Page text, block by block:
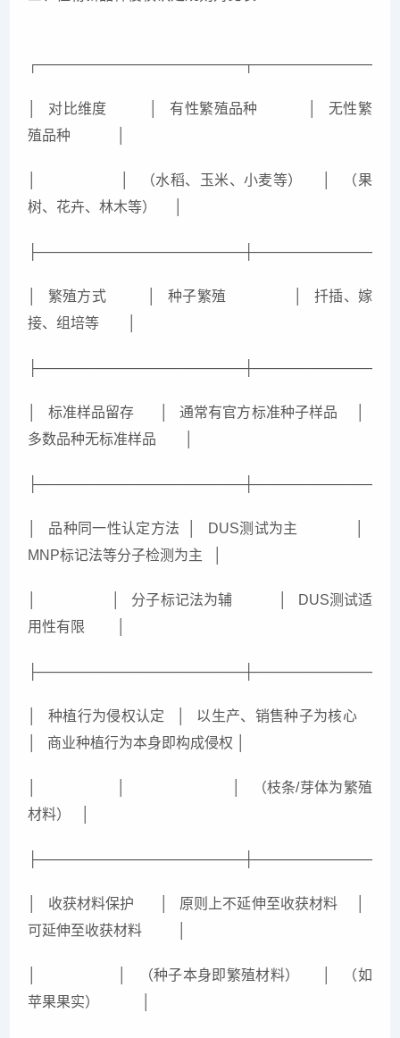
│ 对比维度 │ 有性繁殖品种 │ 无性繁
殖品种 │
│ │ （水稻、玉米、小麦等） │ （果
树、花卉、林木等） │
│ 繁殖方式 │ 种子繁殖 │ 扦插、嫁
接、组培等 │
│ 标准样品留存 │ 通常有官方标准种子样品 │
多数品种无标准样品 │
│ 品种同一性认定方法 │ DUS测试为主 │
MNP标记法等分子检测为主 │
│ │ 分子标记法为辅 │ DUS测试适
用性有限 │
│ 种植行为侵权认定 │ 以生产、销售种子为核心
│ 商业种植行为本身即构成侵权 │
│ │ │ （枝条/芽体为繁殖
材料） │
│ 收获材料保护 │ 原则上不延伸至收获材料 │
可延伸至收获材料 │
│ │ （种子本身即繁殖材料） │ （如
苹果果实） │